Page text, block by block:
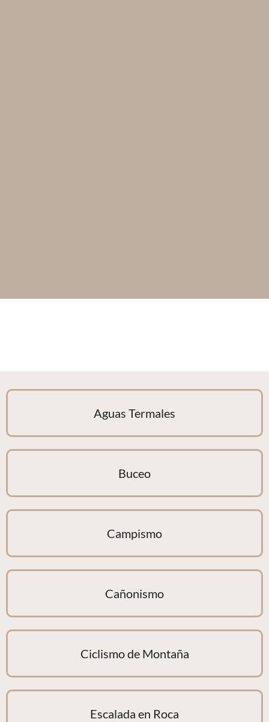
Aguas Termales
Buceo
Campismo
Cañonismo
Ciclismo de Montaña
Escalada en Roca